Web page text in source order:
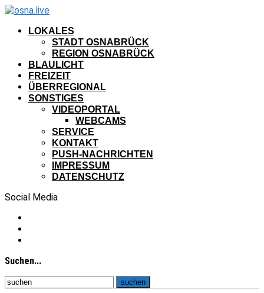
LOKALES
STADT OSNABRÜCK
REGION OSNABRÜCK
BLAULICHT
FREIZEIT
ÜBERREGIONAL
SONSTIGES
VIDEOPORTAL
WEBCAMS
SERVICE
KONTAKT
PUSH-NACHRICHTEN
IMPRESSUM
DATENSCHUTZ
Social Media
Suchen...